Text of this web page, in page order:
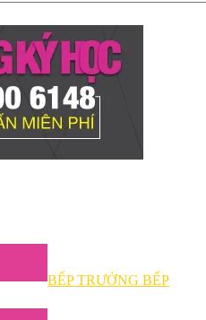
BẾP TRƯỞNG BẾP